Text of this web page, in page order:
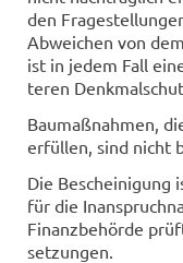
den
Ab­wei­chen von
ist in jedem Fall
te­ren
Bau­maß­nah­men,
er­fül­len, sind nicht
Die Be­schei­ni­gung
für die
Fi­nanz­be­hör­de
set­zun­gen.